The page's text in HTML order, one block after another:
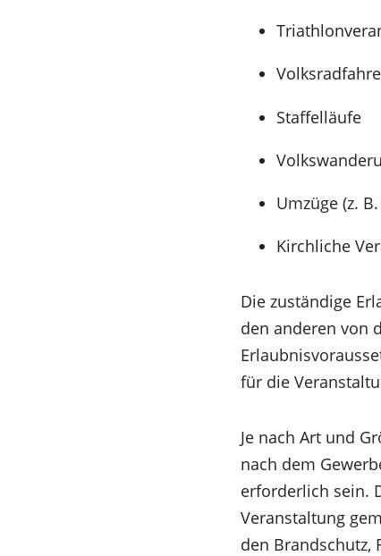
Staffelläufe
Umzüge (z.
Kirchliche
Die zuständige
den anderen von
für die
Je nach Art und
nach dem
erforderlich sein.
Veranstaltung
den Brandschutz,